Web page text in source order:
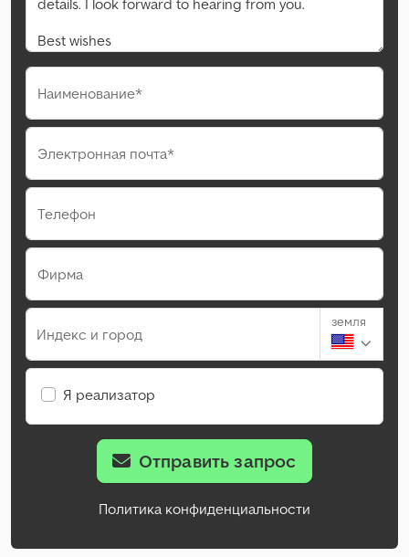
Наименование*
Электронная почта*
Телефон
Фирма
Индекс и город
земля
Я реализатор
Отправить запрос
Политика конфиденциальности